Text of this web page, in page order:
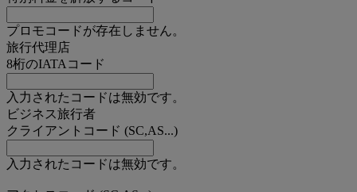
プロモコードが存在しません。
旅行代理店
8桁のIATAコード
入力されたコードは無効です。
ビジネス旅行者
クライアントコード (SC,AS...)
入力されたコードは無効です。